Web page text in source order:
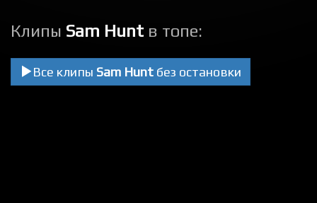
Клипы Sam Hunt в топе:
Все клипы Sam Hunt без остановки